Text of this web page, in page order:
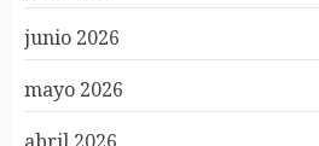
junio 2026
mayo 2026